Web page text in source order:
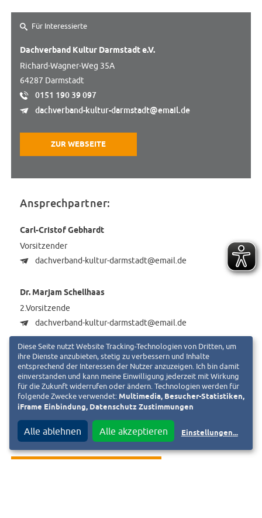
Für Interessierte
Dachverband Kultur Darmstadt e.V.
Richard-Wagner-Weg 35A
64287 Darmstadt
0151 190 39 097
dachverband-kultur-darmstadt@email.de
ZUR WEBSEITE
Ansprechpartner:
Carl-Cristof Gebhardt
Vorsitzender
dachverband-kultur-darmstadt@email.de
Dr. Marjam Schellhaas
2.Vorsitzende
dachverband-kultur-darmstadt@email.de
« Zurück zur Liste
Ist das Ihr Verein und Sie möchten das Vereinsportrait anpassen?
hinterlegte E-Mail-Adresse. Bei Fragen schreiben Sie uns eine E-Mail an
vereine@heag.de
Diese Seite nutzt Website Tracking-Technologien von Dritten, um
ihre Dienste anzubieten, stetig zu verbessern und Inhalte
entsprechend der Interessen der Nutzer anzuzeigen. Ich bin damit
einverstanden und kann meine Einwilligung jederzeit mit Wirkung
für die Zukunft widerrufen oder ändern. Technologien werden für
folgende Zwecke verwendet: Multimedia, Besucher-Statistiken,
iFrame Einbindung, Datenschutz Zustimmungen
Alle ablehnen Alle akzeptieren Einstellungen...